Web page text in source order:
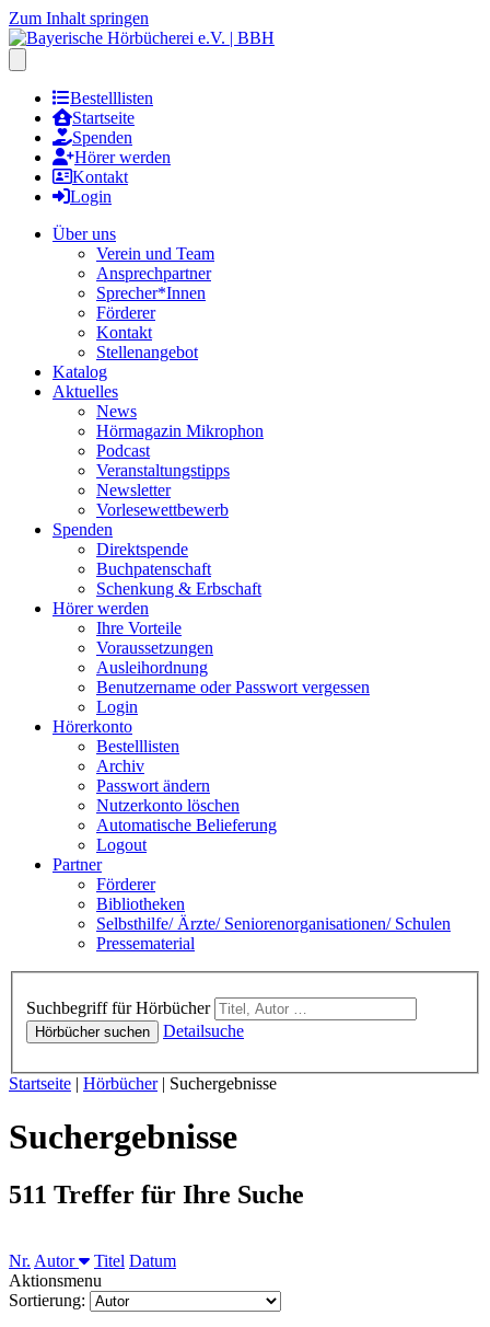
Zum Inhalt springen
Bestelllisten
Startseite
Spenden
Hörer werden
Kontakt
Login
Über uns
Verein und Team
Ansprechpartner
Sprecher*Innen
Förderer
Kontakt
Stellenangebot
Katalog
Aktuelles
News
Hörmagazin Mikrophon
Podcast
Veranstaltungstipps
Newsletter
Vorlesewettbewerb
Spenden
Direktspende
Buchpatenschaft
Schenkung & Erbschaft
Hörer werden
Ihre Vorteile
Voraussetzungen
Ausleihordnung
Benutzername oder Passwort vergessen
Login
Hörerkonto
Bestelllisten
Archiv
Passwort ändern
Nutzerkonto löschen
Automatische Belieferung
Logout
Partner
Förderer
Bibliotheken
Selbsthilfe/ Ärzte/ Seniorenorganisationen/ Schulen
Pressematerial
Suchbegriff für Hörbücher
Hörbücher suchen Detailsuche
Sie sind hier:
Startseite | Hörbücher| Suchergebnisse
Suchergebnisse
511 Treffer für Ihre Suche
Nr. Autor Sortieren nach
Titel Datum
Aktionsmenu
Sortierung: